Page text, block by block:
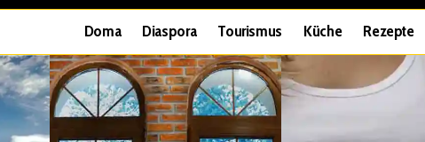
Doma Diaspora Tourismus Küche Rezepte